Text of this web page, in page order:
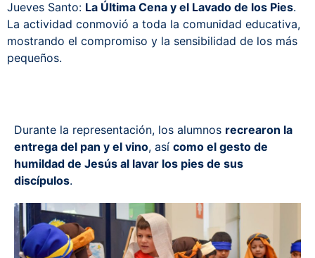
Jueves Santo: La Última Cena y el Lavado de los Pies.
La actividad conmovió a toda la comunidad educativa,
mostrando el compromiso y la sensibilidad de los más
pequeños.
Durante la representación, los alumnos recrearon la
entrega del pan y el vino, así como el gesto de
humildad de Jesús al lavar los pies de sus
discípulos.